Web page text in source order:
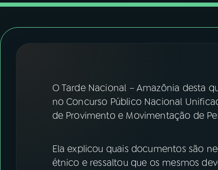
FESTIVAL DE MÚSICA
ACOMPANHE A RÁDIO NACIONAL
Instagram X
O Tarde Nacional – Amazônia desta
no Concurso Público Nacional
de Provimento e Movimentação de
Ela explicou quais documentos são
étnico e ressaltou que os mesmos